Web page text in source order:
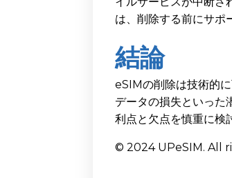
は、削除する前にサポ
結論
eSIMの削除は技術的
データの損失といった
利点と欠点を慎重に検
© 2024 UPeSIM. All